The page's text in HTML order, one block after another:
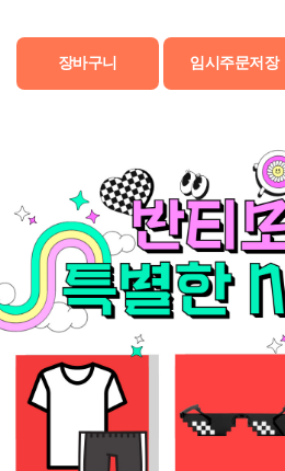
장바구니 임시주문저장